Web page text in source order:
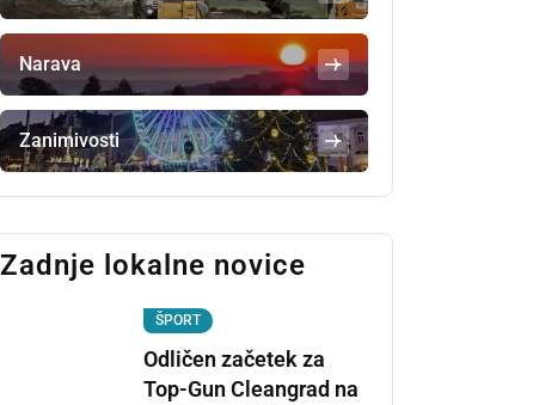
Narava
Zanimivosti
Zadnje lokalne novice
ŠPORT
Odličen začetek za
Top-Gun Cleangrad na